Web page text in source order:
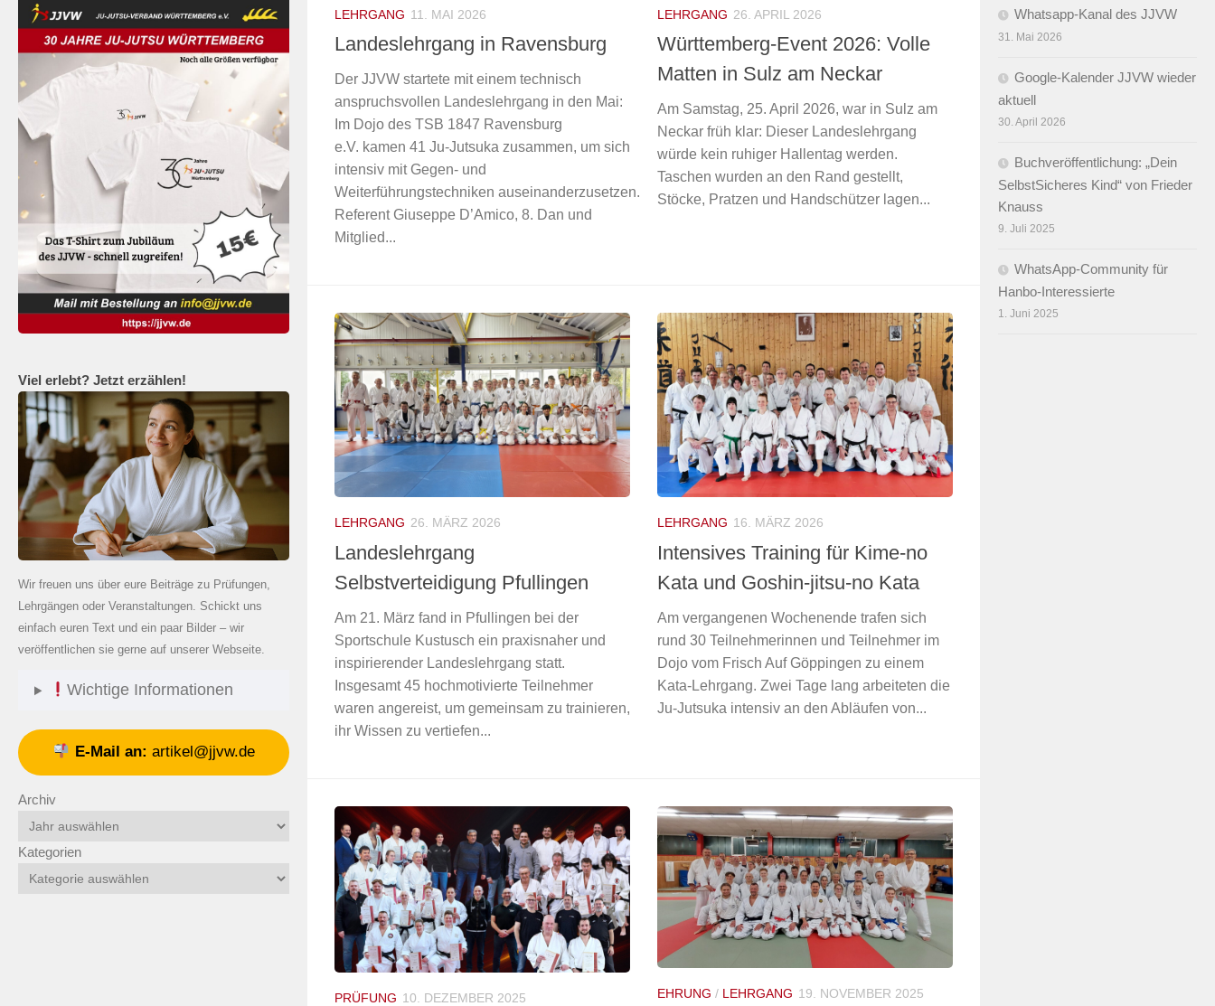
LEHRGANG 11. MAI 2026
Landeslehrgang in Ravensburg
Der JJVW startete mit einem technisch
anspruchsvollen Landeslehrgang in den Mai:
Im Dojo des TSB 1847 Ravensburg
e.V. kamen 41 Ju-Jutsuka zusammen, um sich
intensiv mit Gegen- und
Weiterführungstechniken auseinanderzusetzen.
Referent Giuseppe D’Amico, 8. Dan und
Mitglied...
LEHRGANG 26. APRIL 2026
Württemberg-Event 2026: Volle
Matten in Sulz am Neckar
Am Samstag, 25. April 2026, war in Sulz am
Neckar früh klar: Dieser Landeslehrgang
würde kein ruhiger Hallentag werden.
Taschen wurden an den Rand gestellt,
Stöcke, Pratzen und Handschützer lagen...
LEHRGANG 26. MÄRZ 2026
Landeslehrgang
Selbstverteidigung Pfullingen
Am 21. März fand in Pfullingen bei der
Sportschule Kustusch ein praxisnaher und
inspirierender Landeslehrgang statt.
Insgesamt 45 hochmotivierte Teilnehmer
waren angereist, um gemeinsam zu trainieren,
ihr Wissen zu vertiefen...
LEHRGANG 16. MÄRZ 2026
Intensives Training für Kime-no
Kata und Goshin-jitsu-no Kata
Am vergangenen Wochenende trafen sich
rund 30 Teilnehmerinnen und Teilnehmer im
Dojo vom Frisch Auf Göppingen zu einem
Kata-Lehrgang. Zwei Tage lang arbeiteten die
Ju-Jutsuka intensiv an den Abläufen von...
PRÜFUNG 10. DEZEMBER 2025 EHRUNG / LEHRGANG 19. NOVEMBER 2025
Viel erlebt? Jetzt erzählen!
Wir freuen uns über eure Beiträge zu Prüfungen,
Lehrgängen oder Veranstaltungen. Schickt uns
einfach euren Text und ein paar Bilder – wir
veröffentlichen sie gerne auf unserer Webseite.
Wichtige Informationen
E-Mail an: artikel@jjvw.de
Archiv
Kategorien
Whatsapp-Kanal des JJVW
31. Mai 2026
Google-Kalender JJVW wieder
aktuell
30. April 2026
Buchveröffentlichung: „Dein
SelbstSicheres Kind“ von Frieder
Knauss
9. Juli 2025
WhatsApp-Community für
Hanbo-Interessierte
1. Juni 2025